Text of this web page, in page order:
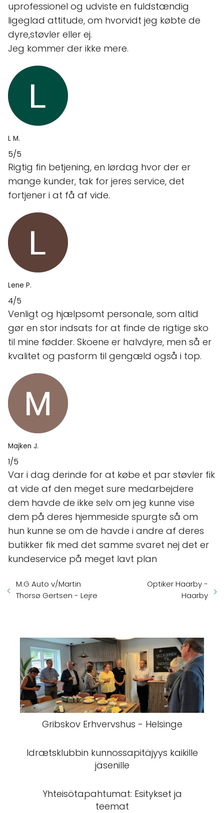
uprofessionel og udviste en fuldstændig
ligeglad attitude, om hvorvidt jeg købte de
dyre,støvler eller ej.
Jeg kommer der ikke mere.
L M.
5/5
Rigtig fin betjening, en lørdag hvor der er
mange kunder, tak for jeres service, det
fortjener i at få af vide.
Lene P.
4/5
Venligt og hjælpsomt personale, som altid
gør en stor indsats for at finde de rigtige sko
til mine fødder. Skoene er halvdyre, men så er
kvalitet og pasform til gengæld også i top.
Majken J.
1/5
Var i dag derinde for at købe et par støvler fik
at vide af den meget sure medarbejdere
dem havde de ikke selv om jeg kunne vise
dem på deres hjemmeside spurgte så om
hun kunne se om de havde i andre af deres
butikker fik med det samme svaret nej det er
kundeservice på meget lavt plan
M.G Auto v/Martin
Thorsø Gertsen - Lejre
Optiker Haarby -
Haarby
Gribskov Erhvervshus - Helsinge
Idrætsklubbin kunnossapitäjyys kaikille
jäsenille
Yhteisötapahtumat: Esitykset ja
teemat